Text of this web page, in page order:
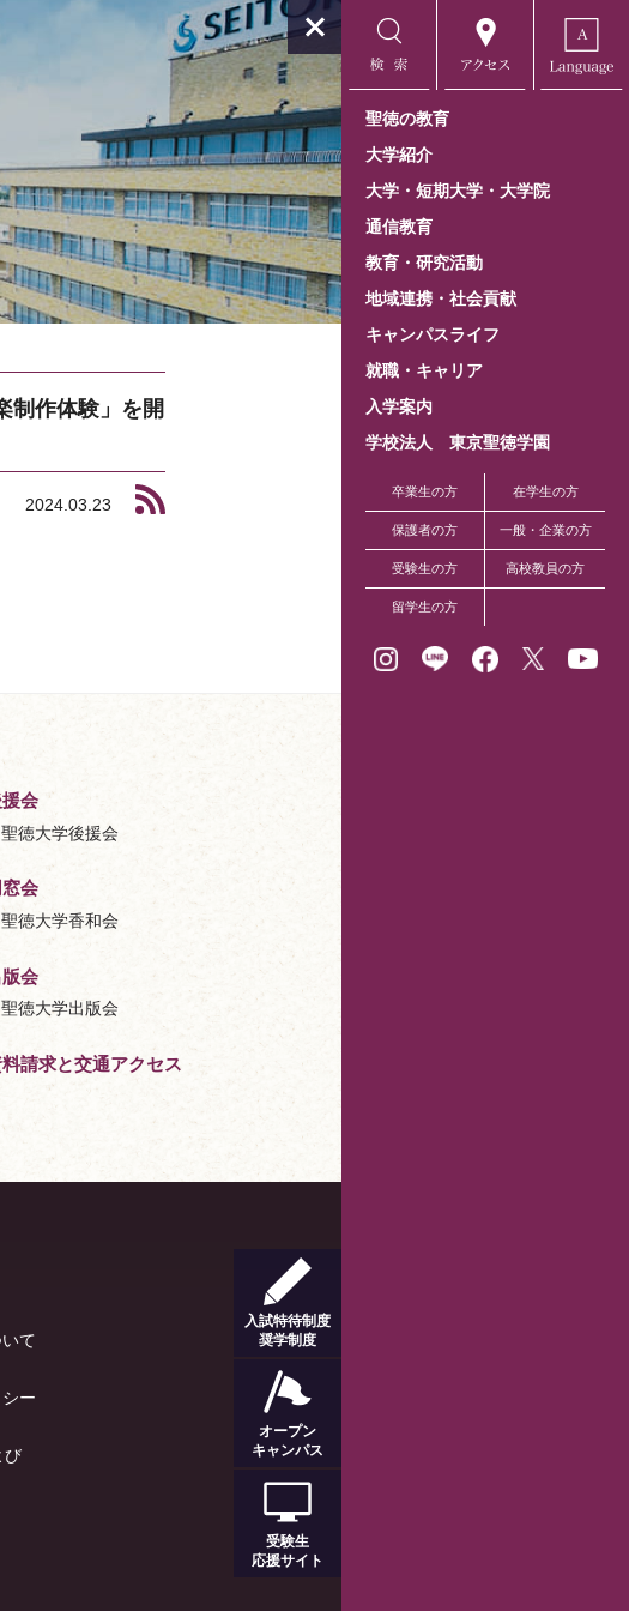
制作体験」を開
2024.03.23
会
聖徳大学後援会
窓会
聖徳大学香和会
会
聖徳大学出版会
料請求と交通アクセス
て
ー
び
聖徳の教育
大学紹介
大学・短期大学・大学院
通信教育
教育・研究活動
地域連携・社会貢献
キャンパスライフ
就職・キャリア
入学案内
学校法人 東京聖徳学園
卒業生の方 在学生の方
保護者の方 一般・企業の方
受験生の方 高校教員の方
留学生の方
入試特待制度
奨学制度
オープン
キャンパス
受験生
応援サイト